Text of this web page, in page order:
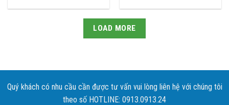
LOAD MORE
Quý khách có nhu cầu cần được tư vấn vui lòng liên hệ với chúng tôi
theo số HOTLINE: 0913.0913.24